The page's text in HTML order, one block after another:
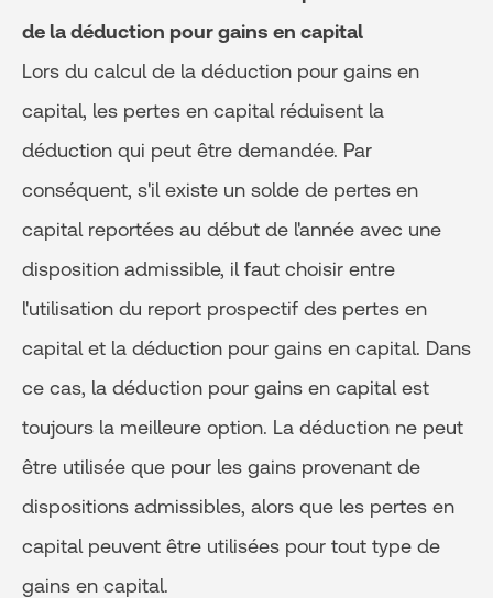
de la déduction pour gains en capital
Lors du calcul de la déduction pour gains en
capital, les pertes en capital réduisent la
déduction qui peut être demandée. Par
conséquent, s'il existe un solde de pertes en
capital reportées au début de l'année avec une
disposition admissible, il faut choisir entre
l'utilisation du report prospectif des pertes en
capital et la déduction pour gains en capital. Dans
ce cas, la déduction pour gains en capital est
toujours la meilleure option. La déduction ne peut
être utilisée que pour les gains provenant de
dispositions admissibles, alors que les pertes en
capital peuvent être utilisées pour tout type de
gains en capital.